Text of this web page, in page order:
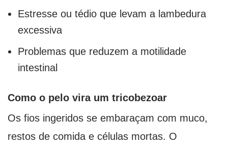
Estresse ou tédio que levam a lambedura
excessiva
Problemas que reduzem a motilidade
intestinal
Como o pelo vira um tricobezoar
Os fios ingeridos se embaraçam com muco,
restos de comida e células mortas. O